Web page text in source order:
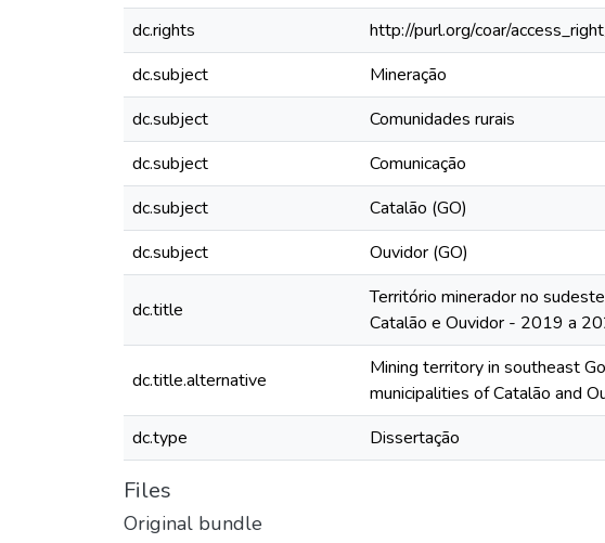
dc.rights
http://purl.org/coar/
dc.subject
Mineração
dc.subject
Comunidades rurais
dc.subject
Comunicação
dc.subject
Catalão (GO)
dc.subject
Ouvidor (GO)
dc.title
Território minerador no
Catalão e Ouvidor - 2019 a
dc.title.alternative
Mining territory in southeast
municipalities of Catalão and
dc.type
Dissertação
Files
Original bundle